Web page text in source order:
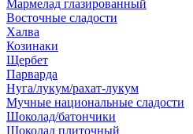
Мармелад глазированный
Восточные сладости
Халва
Козинаки
Щербет
Парварда
Нуга/лукум/рахат-лукум
Мучные национальные сладости
Шоколад/батончики
Шоколад плиточный